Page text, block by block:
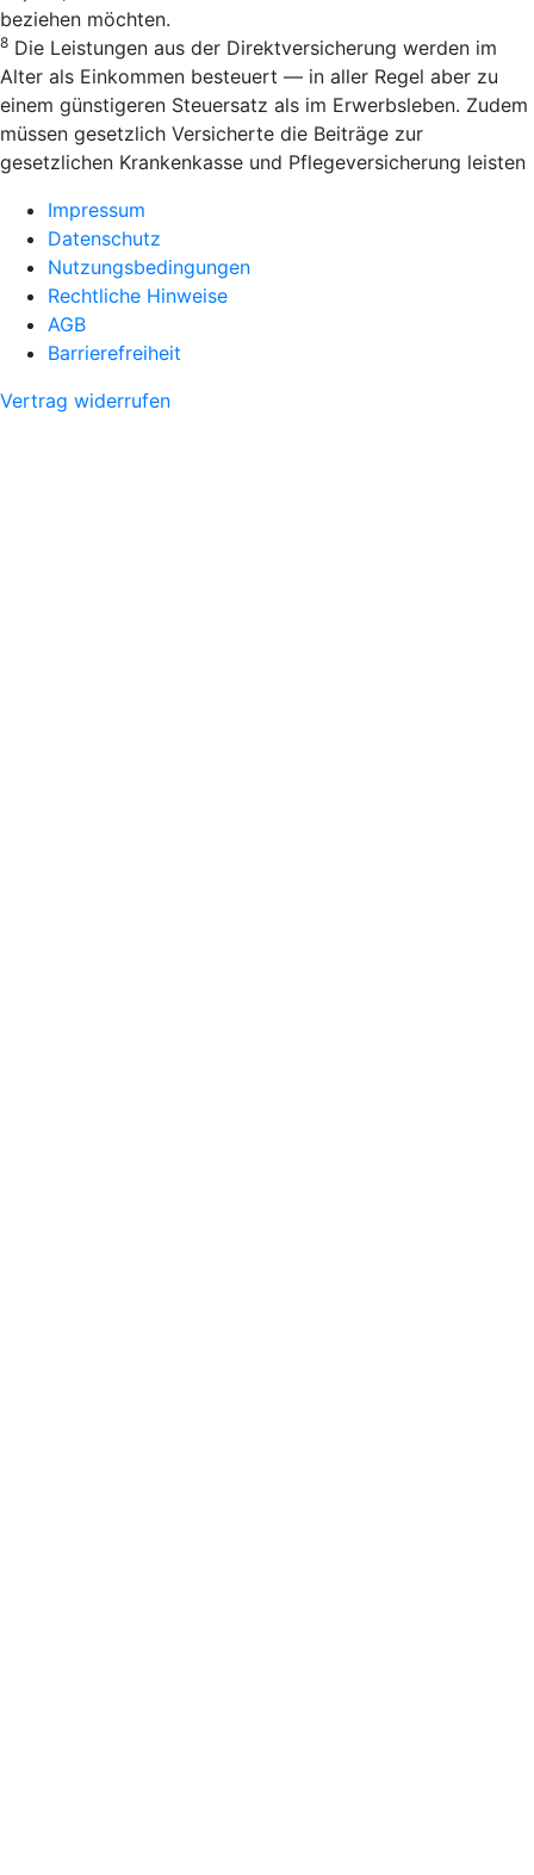
beziehen möchten.
8 Die Leistungen aus der Direktversicherung werden im
Alter als Einkommen besteuert — in aller Regel aber zu
einem günstigeren Steuersatz als im Erwerbsleben. Zudem
müssen gesetzlich Versicherte die Beiträge zur
gesetzlichen Krankenkasse und Pflegeversicherung leisten
Impressum
Datenschutz
Nutzungsbedingungen
Rechtliche Hinweise
AGB
Barrierefreiheit
Vertrag widerrufen